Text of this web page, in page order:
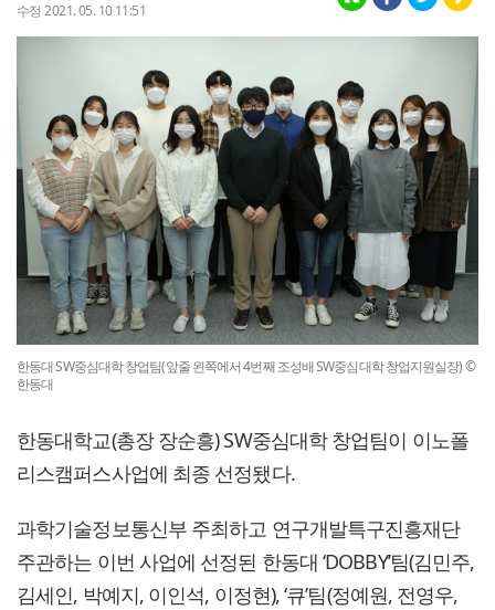
수정 2021. 05. 10 11:51
한동대 SW중심대학 창업팀(앞줄 왼쪽에서 4번째 조성배 SW중심대학 창업지원실장) ©
한동대
한동대학교(총장 장순흥) SW중심대학 창업팀이 이노폴
리스캠퍼스사업에 최종 선정됐다.
과학기술정보통신부 주최하고 연구개발특구진흥재단
주관하는 이번 사업에 선정된 한동대 ‘DOBBY’팀(김민주,
김세인, 박예지, 이인석, 이정현), ‘큐’팀(정예원, 전영우,